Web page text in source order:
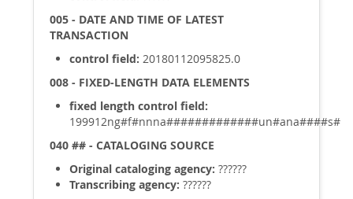
005 - DATE AND TIME OF LATEST
TRANSACTION
control field: 20180112095825.0
008 - FIXED-LENGTH DATA ELEMENTS
fixed length control field:
199912ng#f#nnna#############un#ana####s#
040 ## - CATALOGING SOURCE
Original cataloging agency: ??????
Transcribing agency: ??????